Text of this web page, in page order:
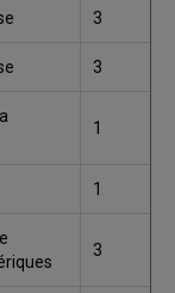
3
3
1
1
3